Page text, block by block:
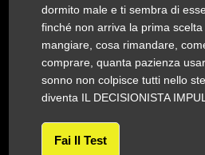
dormito male e ti sembra di
finché non arriva la prima
mangiare, cosa rimandare,
comprare, quanta pazienza
sonno non colpisce tutti nello
diventa IL DECISIONISTA
Fai Il Test